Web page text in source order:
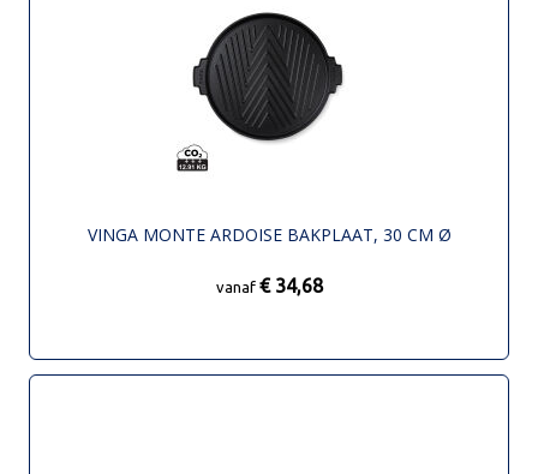
VINGA MONTE ARDOISE BAKPLAAT, 30 CM Ø
vanaf € 34,68